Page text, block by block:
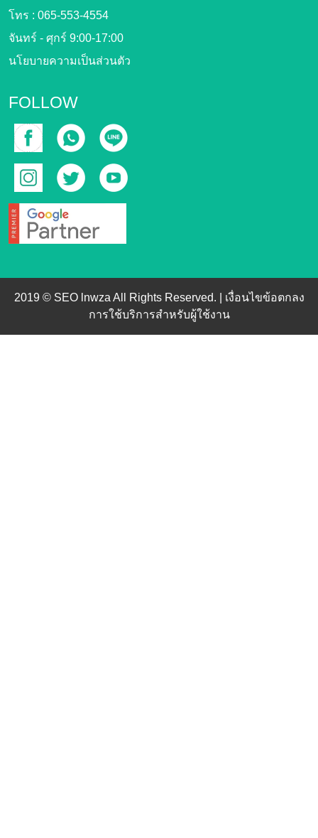
โทร : 065-553-4554
จันทร์ - ศุกร์ 9:00-17:00
นโยบายความเป็นส่วนตัว
FOLLOW
2019 © SEO lnwza All Rights Reserved. | เงื่อนไขข้อตกลง
การใช้บริการสำหรับผู้ใช้งาน